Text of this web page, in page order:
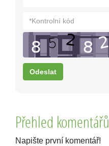
Přehled komentářů
Napište první komentář!